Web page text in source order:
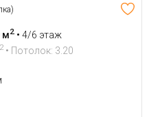
м2 • 4/6 этаж
2 • Потолок: 3.20